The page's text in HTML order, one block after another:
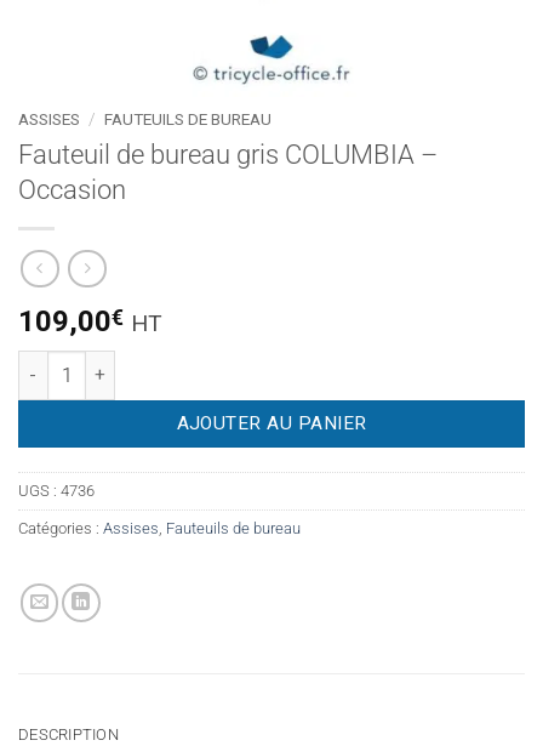
ASSISES / FAUTEUILS DE BUREAU
Fauteuil de bureau gris COLUMBIA –
Occasion
109,00€ HT
quantité de Fauteuil de bureau gris COLUMBIA - Occasion
AJOUTER AU PANIER
UGS : 4736
Catégories : Assises, Fauteuils de bureau
DESCRIPTION